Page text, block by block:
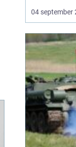
Fragtbiler
for at holde
også store
brændstof
betydelige
04 september